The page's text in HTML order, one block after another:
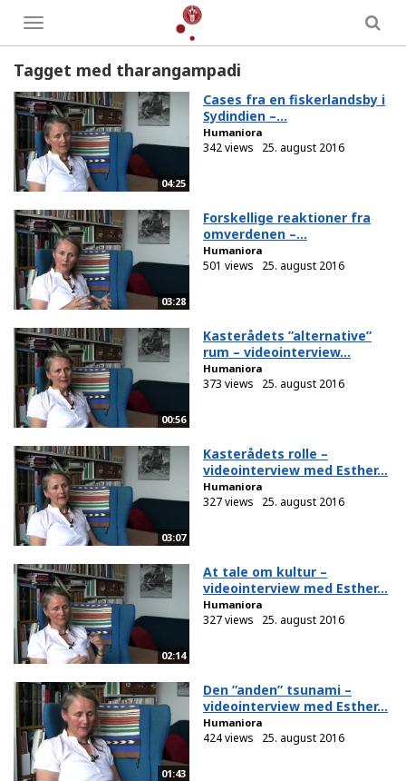
Toggle
menu
Tagget med tharangampadi
04:25
Cases fra en fiskerlandsby i
Sydindien –...
Humaniora
342 views 25. august 2016
03:28
Forskellige reaktioner fra
omverdenen –...
Humaniora
501 views 25. august 2016
00:56
Kasterådets ”alternative”
rum – videointerview...
Humaniora
373 views 25. august 2016
03:07
Kasterådets rolle –
videointerview med Esther...
Humaniora
327 views 25. august 2016
02:14
At tale om kultur –
videointerview med Esther...
Humaniora
327 views 25. august 2016
01:43
Den ”anden” tsunami –
videointerview med Esther...
Humaniora
424 views 25. august 2016